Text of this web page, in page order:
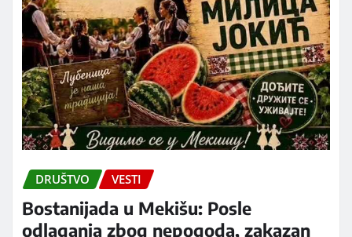
DRUŠTVO VESTI
Bostanijada u Mekišu: Posle
odlaganja zbog nepogoda, zakazan